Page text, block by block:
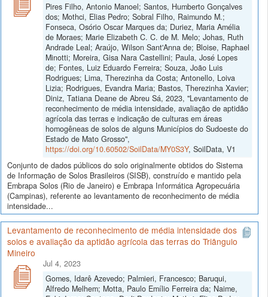
Pires Filho, Antonio Manoel; Santos, Humberto Gonçalves
dos; Mothci, Elias Pedro; Sobral Filho, Raimundo M.;
Fonseca, Osório Oscar Marques da; Duriez, Maria Amélia
de Moraes; Marie Elizabeth C. C. de M. Melo; Johas, Ruth
Andrade Leal; Araújo, Wilson Sant'Anna de; Bloise, Raphael
Minotti; Moreira, Gisa Nara Castellini; Paula, José Lopes
de; Fontes, Luiz Eduardo Ferreira; Souza, João Luis
Rodrigues; Lima, Therezinha da Costa; Antonello, Loiva
Lizia; Rodrigues, Evandra Maria; Bastos, Therezinha Xavier;
Diniz, Tatiana Deane de Abreu Sá, 2023, "Levantamento de
reconhecimento de média intensidade, avaliação de aptidão
agrícola das terras e indicação de culturas em áreas
homogêneas de solos de alguns Municípios do Sudoeste do
Estado de Mato Grosso",
https://doi.org/10.60502/SoilData/MY0S3Y, SoilData, V1
Conjunto de dados públicos do solo originalmente obtidos do Sistema
de Informação de Solos Brasileiros (SISB), construído e mantido pela
Embrapa Solos (Rio de Janeiro) e Embrapa Informática Agropecuária
(Campinas), referente ao levantamento de reconhecimento de média
intensidade...
Levantamento de reconhecimento de média intensidade dos
solos e avaliação da aptidão agrícola das terras do Triângulo
Mineiro
Jul 4, 2023
Gomes, Idarê Azevedo; Palmieri, Francesco; Baruqui,
Alfredo Melhem; Motta, Paulo Emílio Ferreira da; Naime,